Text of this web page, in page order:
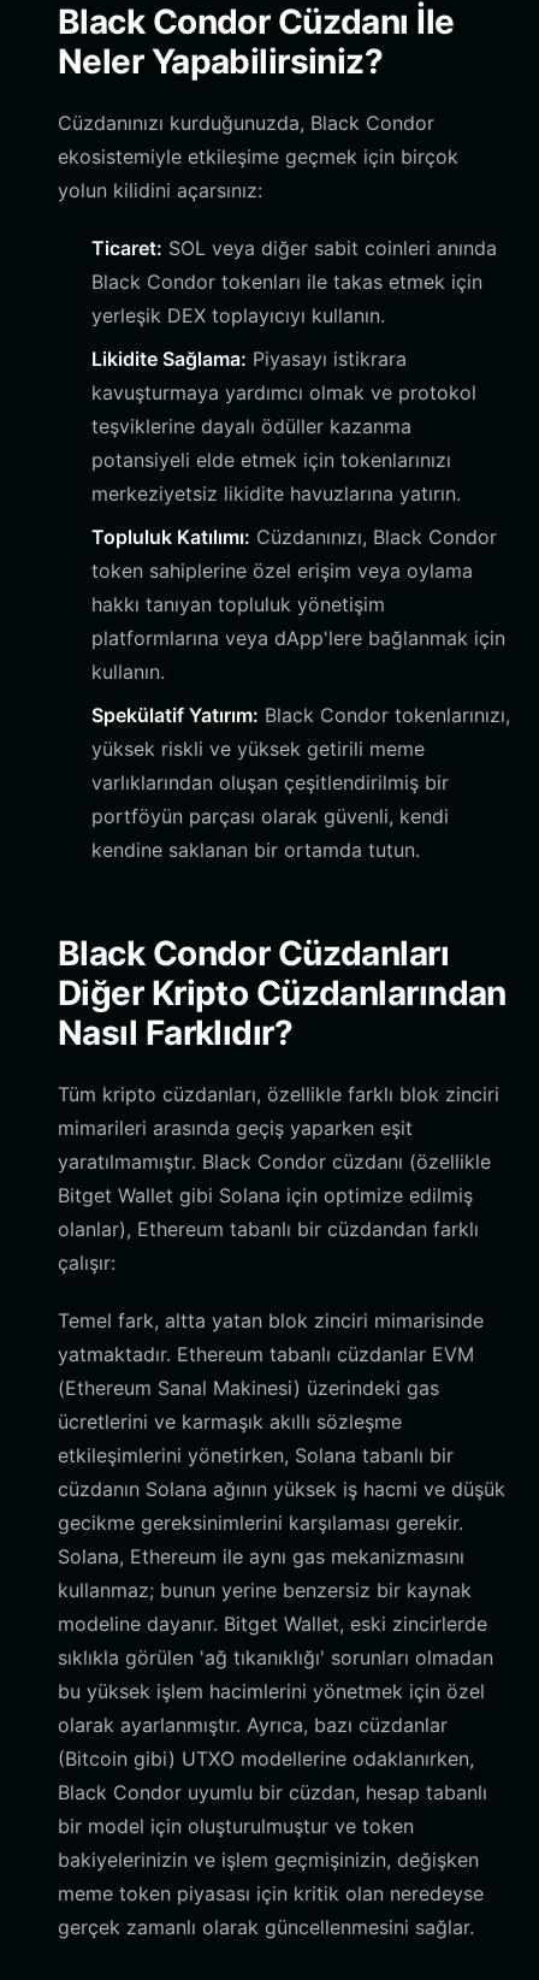
Black Condor Cüzdanı İle
Neler Yapabilirsiniz?
Cüzdanınızı kurduğunuzda, Black Condor
ekosistemiyle etkileşime geçmek için birçok
yolun kilidini açarsınız:
Ticaret: SOL veya diğer sabit coinleri anında
Black Condor tokenları ile takas etmek için
yerleşik DEX toplayıcıyı kullanın.
Likidite Sağlama: Piyasayı istikrara
kavuşturmaya yardımcı olmak ve protokol
teşviklerine dayalı ödüller kazanma
potansiyeli elde etmek için tokenlarınızı
merkeziyetsiz likidite havuzlarına yatırın.
Topluluk Katılımı: Cüzdanınızı, Black Condor
token sahiplerine özel erişim veya oylama
hakkı tanıyan topluluk yönetişim
platformlarına veya dApp'lere bağlanmak için
kullanın.
Spekülatif Yatırım: Black Condor tokenlarınızı,
yüksek riskli ve yüksek getirili meme
varlıklarından oluşan çeşitlendirilmiş bir
portföyün parçası olarak güvenli, kendi
kendine saklanan bir ortamda tutun.
Black Condor Cüzdanları
Diğer Kripto Cüzdanlarından
Nasıl Farklıdır?
Tüm kripto cüzdanları, özellikle farklı blok zinciri
mimarileri arasında geçiş yaparken eşit
yaratılmamıştır. Black Condor cüzdanı (özellikle
Bitget Wallet gibi Solana için optimize edilmiş
olanlar), Ethereum tabanlı bir cüzdandan farklı
çalışır:
Temel fark, altta yatan blok zinciri mimarisinde
yatmaktadır. Ethereum tabanlı cüzdanlar EVM
(Ethereum Sanal Makinesi) üzerindeki gas
ücretlerini ve karmaşık akıllı sözleşme
etkileşimlerini yönetirken, Solana tabanlı bir
cüzdanın Solana ağının yüksek iş hacmi ve düşük
gecikme gereksinimlerini karşılaması gerekir.
Solana, Ethereum ile aynı gas mekanizmasını
kullanmaz; bunun yerine benzersiz bir kaynak
modeline dayanır. Bitget Wallet, eski zincirlerde
sıklıkla görülen 'ağ tıkanıklığı' sorunları olmadan
bu yüksek işlem hacimlerini yönetmek için özel
olarak ayarlanmıştır. Ayrıca, bazı cüzdanlar
(Bitcoin gibi) UTXO modellerine odaklanırken,
Black Condor uyumlu bir cüzdan, hesap tabanlı
bir model için oluşturulmuştur ve token
bakiyelerinizin ve işlem geçmişinizin, değişken
meme token piyasası için kritik olan neredeyse
gerçek zamanlı olarak güncellenmesini sağlar.